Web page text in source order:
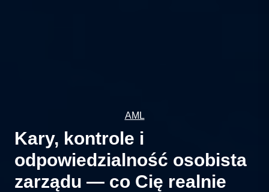
AML
Kary, kontrole i
odpowiedzialność osobista
zarządu — co Cię realnie